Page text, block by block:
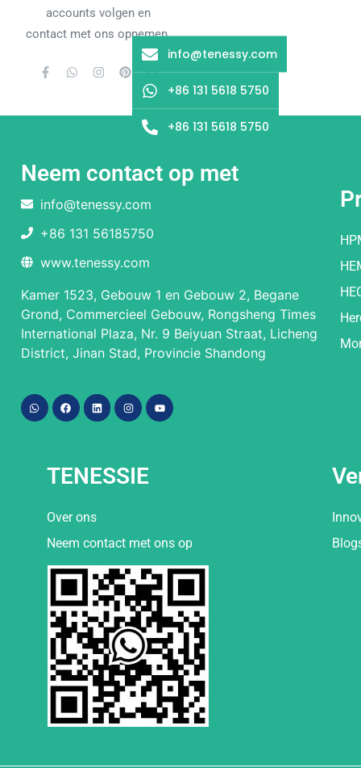
accounts volgen en
contact met ons opnemen.
Neem contact op met
info@tenessy.com
+86 131 56185750
www.tenessy.com
Kamer 1523, Gebouw 1 en Gebouw 2, Begane
Grond, Commercieel Gebouw, Rongsheng Times
International Plaza, Nr. 9 Beiyuan Straat, Licheng
District, Jinan Stad, Provincie Shandong
TENESSIE
Over ons
Neem contact met ons op
info@tenessy.com
+86 131 5618 5750
+86 131 5618 5750